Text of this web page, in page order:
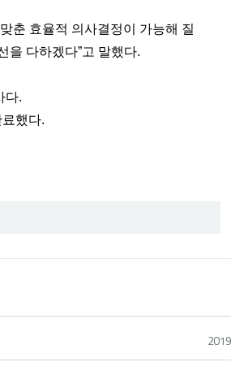
춘 효율적 의사결정이 가능해 질
을 다하겠다”고 말했다.
다.
했다.